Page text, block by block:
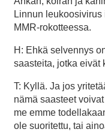
Linnun
MMR-rokotteessa.
H: Ehkä selvennys
saasteita, jotka eivät
T: Kyllä. Ja jos
nämä saasteet
me emme
ole suoritettu, tai